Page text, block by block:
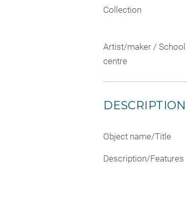
Collection
Artist/maker /
centre
DESCRIPTION
Object name/Title
Description/Features